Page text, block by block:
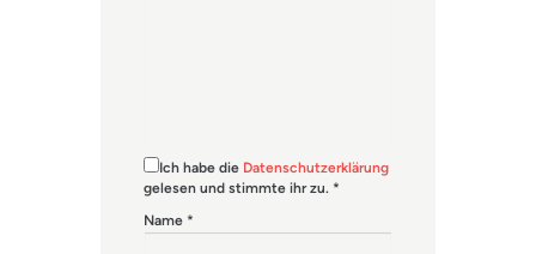
Ich habe die Datenschutzerklärung
gelesen und stimmte ihr zu. *
Name *